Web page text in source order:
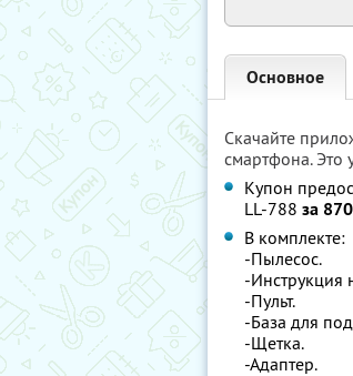
Основное
Скачайте
смартфона. Это
Купон
LL-788 за
В комплекте:
-Пылесос.
-Инструкция
-Пульт.
-База для
-Щетка.
-Адаптер.